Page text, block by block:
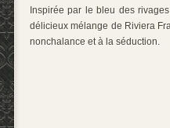
Inspirée par le bleu des
délicieux mélange de Riviera
nonchalance et à la séduction.